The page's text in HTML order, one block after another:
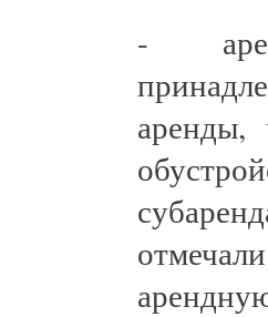
-
аренды,